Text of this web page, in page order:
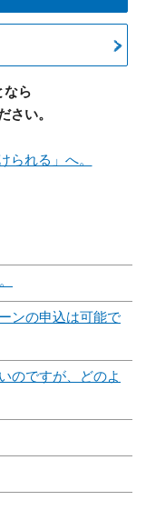
なら
さい。
られる」へ。
ンの申込は可能で
のですが、どのよ